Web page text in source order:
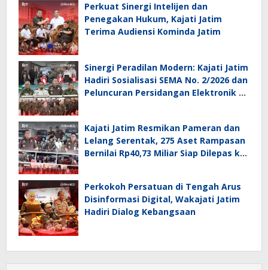
Perkuat Sinergi Intelijen dan
Penegakan Hukum, Kajati Jatim
Terima Audiensi Kominda Jatim
Sinergi Peradilan Modern: Kajati Jatim
Hadiri Sosialisasi SEMA No. 2/2026 dan
Peluncuran Persidangan Elektronik di
Kajati Jatim Resmikan Pameran dan
Lelang Serentak, 275 Aset Rampasan
Bernilai Rp40,73 Miliar Siap Dilepas ke
Perkokoh Persatuan di Tengah Arus
Disinformasi Digital, Wakajati Jatim
Hadiri Dialog Kebangsaan